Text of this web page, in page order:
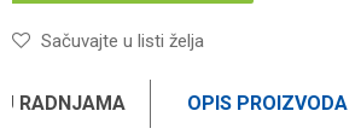
Sačuvajte u listi želja
RADNJAMA OPIS PROIZVODA